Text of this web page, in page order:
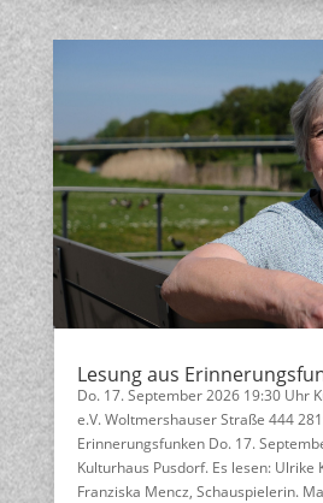
Lesung aus
Do. 17. September 2026 19:30 Uhr
e.V. Woltmershauser Straße 444
Erinnerungsfunken Do. 17.
Kulturhaus Pusdorf. Es lesen: Ulrike
Franziska Mencz, Schauspielerin.